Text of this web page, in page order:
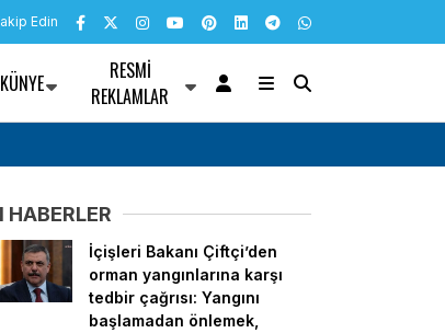
Edin
KÜNYE
RESMI
REKLAMLAR
dolarlık
HABERLER
İçişleri Bakanı Çiftçi’den
orman yangınlarına karşı
tedbir çağrısı: Yangını
başlamadan önlemek,